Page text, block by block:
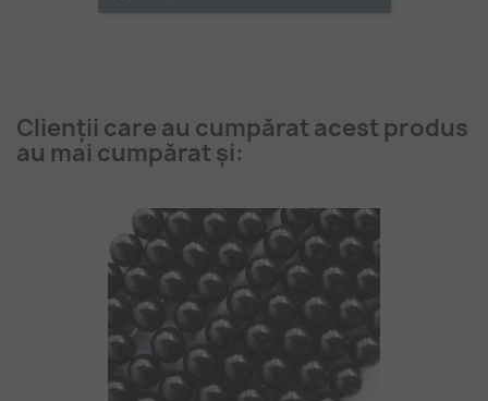
Clienții care au cumpărat acest produs
au mai cumpărat și: